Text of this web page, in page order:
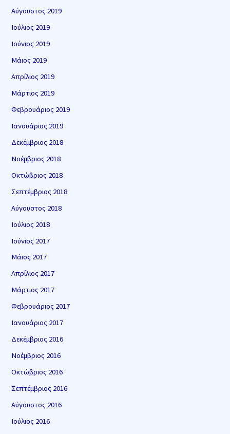
Αύγουστος 2019
Ιούλιος 2019
Ιούνιος 2019
Μάιος 2019
Απρίλιος 2019
Μάρτιος 2019
Φεβρουάριος 2019
Ιανουάριος 2019
Δεκέμβριος 2018
Νοέμβριος 2018
Οκτώβριος 2018
Σεπτέμβριος 2018
Αύγουστος 2018
Ιούλιος 2018
Ιούνιος 2017
Μάιος 2017
Απρίλιος 2017
Μάρτιος 2017
Φεβρουάριος 2017
Ιανουάριος 2017
Δεκέμβριος 2016
Νοέμβριος 2016
Οκτώβριος 2016
Σεπτέμβριος 2016
Αύγουστος 2016
Ιούλιος 2016